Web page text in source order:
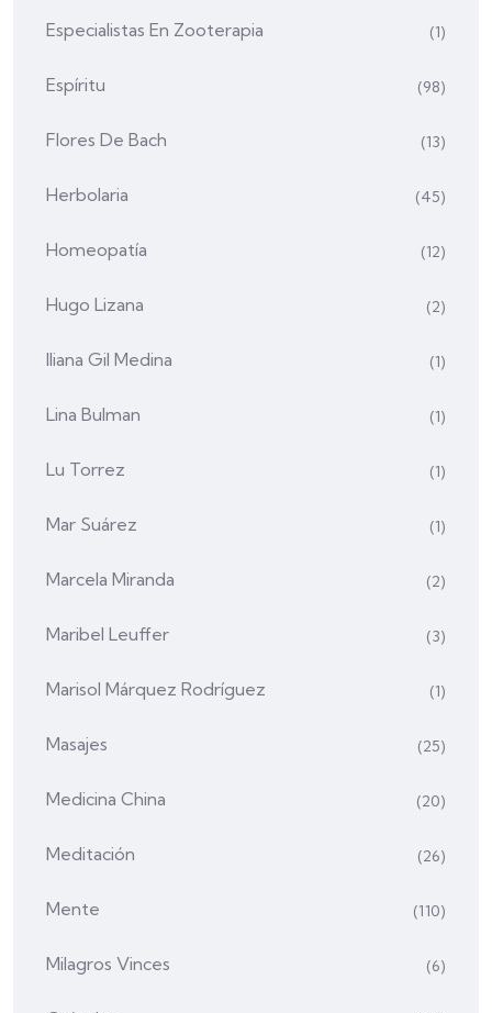
Especialistas En Zooterapia (1)
Espíritu (98)
Flores De Bach (13)
Herbolaria (45)
Homeopatía (12)
Hugo Lizana (2)
Iliana Gil Medina (1)
Lina Bulman (1)
Lu Torrez (1)
Mar Suárez (1)
Marcela Miranda (2)
Maribel Leuffer (3)
Marisol Márquez Rodríguez (1)
Masajes (25)
Medicina China (20)
Meditación (26)
Mente (110)
Milagros Vinces (6)